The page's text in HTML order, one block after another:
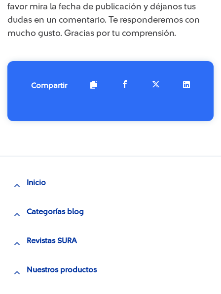
favor mira la fecha de publicación y déjanos tus
dudas en un comentario. Te responderemos con
mucho gusto. Gracias por tu comprensión.
Compartir
Inicio
Categorías blog
Revistas SURA
Nuestros productos